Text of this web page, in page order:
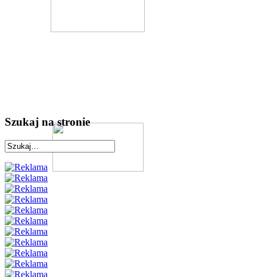
Szukaj na stronie